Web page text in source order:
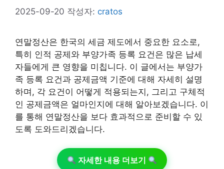
2025-09-20 작성자: cratos
연말정산은 한국의 세금 제도에서 중요한 요소로,
특히 인적 공제와 부양가족 등록 요건은 많은 납세
자들에게 큰 영향을 미칩니다. 이 글에서는 부양가
족 등록 요건과 공제금액 기준에 대해 자세히 설명
하며, 각 요건이 어떻게 적용되는지, 그리고 구체적
인 공제금액은 얼마인지에 대해 알아보겠습니다. 이
를 통해 연말정산을 보다 효과적으로 준비할 수 있
도록 도와드리겠습니다.
자세한 내용 더보기